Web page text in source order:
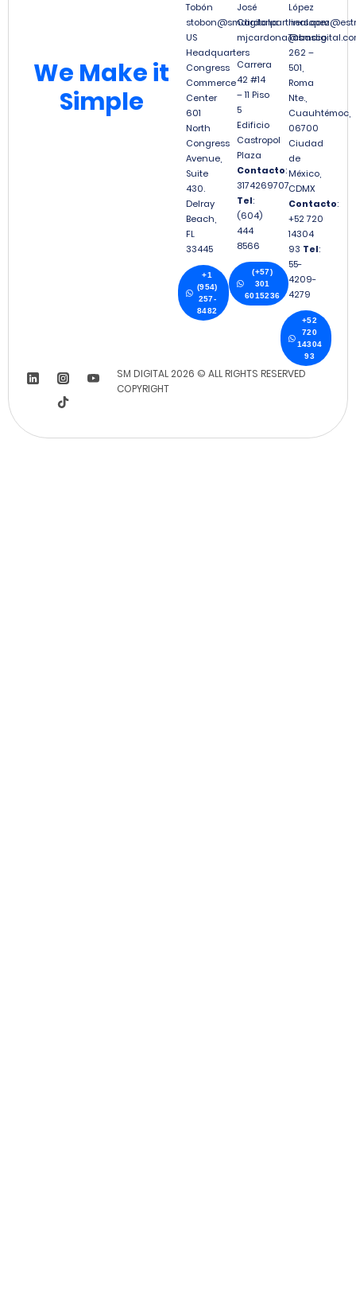
We Make it
Simple
Tobón
stobon@smdigitalpartners.com
US
Headquarters
Congress
Commerce
Center
601
North
Congress
Avenue,
Suite
430.
Delray
Beach,
FL
33445
+1
(954)
257-
8482
(+57)
301
6015236
José
Cardona
Carrera
42 #14
– 11 Piso
5
Edificio
Castropol
Plaza
Contacto:
3174269707
Tel:
(604)
444
8566
+52
720
14304
93
López
Tabasco
262 –
501,
Roma
Nte.,
Cuauhtémoc,
06700
Ciudad
de
México,
CDMX
Contacto:
+52 720
14304
93 Tel:
55-
4209-
4279
SM DIGITAL 2026 © ALL RIGHTS RESERVED
COPYRIGHT